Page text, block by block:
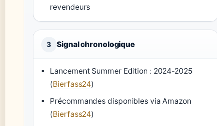
revendeurs
3 Signal chronologique
Lancement Summer Edition : 2024-2025
(Bierfass24)
Précommandes disponibles via Amazon
(Bierfass24)